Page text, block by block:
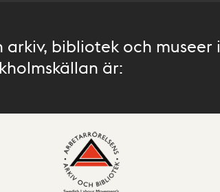
bibliotek och museer i
är: